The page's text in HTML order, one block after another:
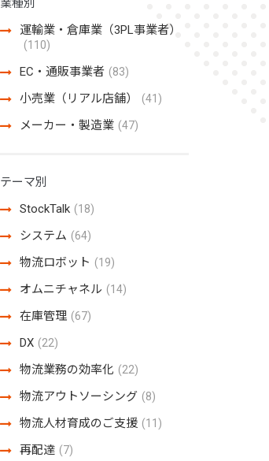
業種別
運輸業・倉庫業（3PL事業者）
(110)
EC・通販事業者 (83)
小売業（リアル店舗） (41)
メーカー・製造業 (47)
テーマ別
StockTalk (18)
システム (64)
物流ロボット (19)
オムニチャネル (14)
在庫管理 (67)
DX (22)
物流業務の効率化 (22)
物流アウトソーシング (8)
物流人材育成のご支援 (11)
再配達 (7)